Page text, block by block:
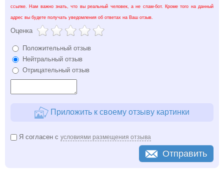
ссылке. Нам важно знать, что вы реальный человек, а не спам-бот. Кроме того на данный
адрес вы будете получать уведомления об ответах на Ваш отзыв.
Оценка
Положительный отзыв
Нейтральный отзыв
Отрицательный отзыв
Приложить к своему отзыву картинки
Я согласен с условиями размещения отзыва
Отправить